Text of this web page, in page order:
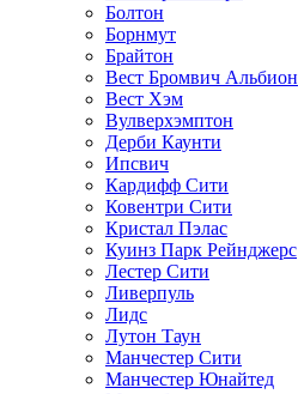
Болтон
Борнмут
Брайтон
Вест Бромвич Альбион
Вест Хэм
Вулверхэмптон
Дерби Каунти
Ипсвич
Кардифф Сити
Ковентри Сити
Кристал Пэлас
Куинз Парк Рейнджерс
Лестер Сити
Ливерпуль
Лидс
Лутон Таун
Манчестер Сити
Манчестер Юнайтед